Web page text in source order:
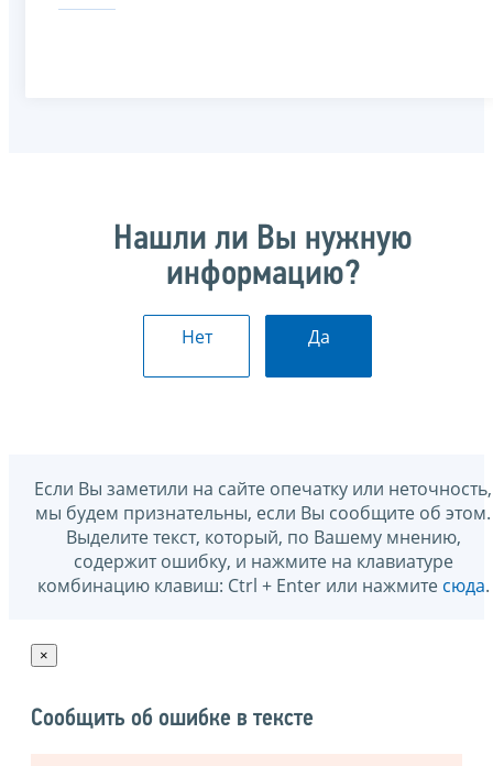
Нашли ли Вы нужную
информацию?
Нет Да
Если Вы заметили на сайте опечатку или неточность,
мы будем признательны, если Вы сообщите об этом.
Выделите текст, который, по Вашему мнению,
содержит ошибку, и нажмите на клавиатуре
комбинацию клавиш: Ctrl + Enter или нажмите сюда.
×
Сообщить об ошибке в тексте